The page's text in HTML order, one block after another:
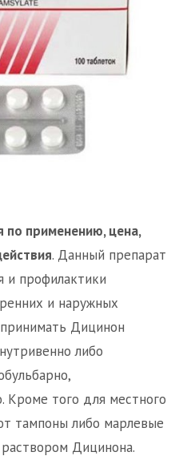
по применению, цена,
. Данный препарат
и профилактики
и наружных
Дицинон
либо
Кроме того для местного
тампоны либо марлевые
Дицинона.